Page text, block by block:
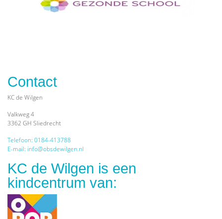
Contact
KC de Wilgen
Valkweg 4
3362 GH Sliedrecht
Telefoon: 0184-413788
E-mail: info@obsdewilgen.nl
KC de Wilgen is een
kindcentrum van: